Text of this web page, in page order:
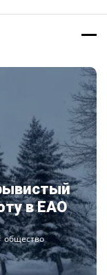
в ЕАО
общество